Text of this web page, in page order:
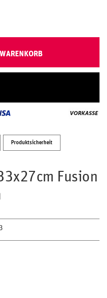
Produktsicherheit
Fusion